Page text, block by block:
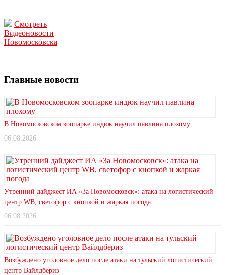
Смотреть
Видеоновости
Новомосковска
Главные новости
В Новомосковском зоопарке индюк научил павлина плохому
06.08.2026
Утренний дайджест ИА «За Новомосковск»: атака на логистический
центр WB, светофор с кнопкой и жаркая погода
06.08.2026
Возбуждено уголовное дело после атаки на тульский логистический
центр Вайлдбериз